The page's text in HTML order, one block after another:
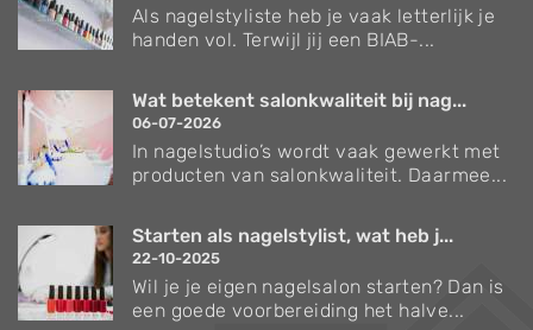
Als nagelstyliste heb je vaak letterlijk je
handen vol. Terwijl jij een BIAB-...
Wat betekent salonkwaliteit bij nag...
06-07-2026
In nagelstudio’s wordt vaak gewerkt met
producten van salonkwaliteit. Daarmee...
Starten als nagelstylist, wat heb j...
22-10-2025
Wil je je eigen nagelsalon starten? Dan is
een goede voorbereiding het halve...